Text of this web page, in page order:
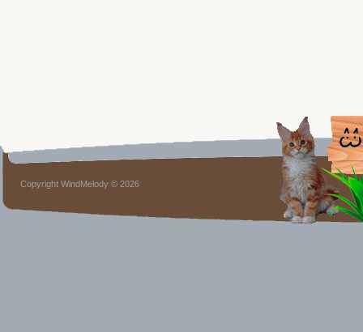
Copyright WindMelody © 2026